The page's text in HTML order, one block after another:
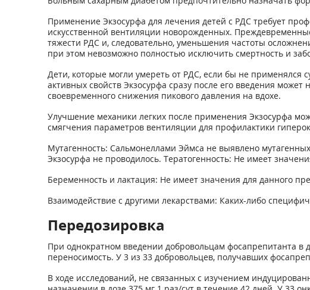
Применение Экзосурфа для лечения детей с РДС требует
искусственной вентиляции новорожденных.
тяжести РДС и, следовательно, уменьшения частоты
при этом невозможно полностью исключить смертность и
Дети, которые могли умереть от РДС, если бы не применялся
активных свойств Экзосурфа сразу после его введения
своевременного снижения пикового давления на вдохе.
Улучшение механики легких после применения Экзосурфа
смягчения параметров вентиляции для профилактики
Мутагенность: Сальмонеллами Эймса не выявлено
Экзосурфа не проводилось. Тератогенность: Не имеет
Беременность и лактация: Не имеет значения для данного
Взаимодействие с другими лекарствами: Каких-либо
Передозировка
При однократном введении добровольцам фосапрепитанта в
переносимость. У 3 из 33 добровольцев, получавших
В ходе исследований, не связанных с изучением